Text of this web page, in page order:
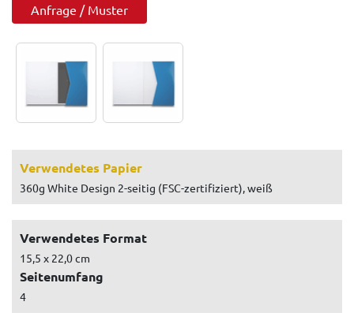
Anfrage / Muster
Verwendetes Papier
360g White Design 2-seitig (FSC-zertifiziert), weiß
Verwendetes Format
15,5 x 22,0 cm
Seitenumfang
4